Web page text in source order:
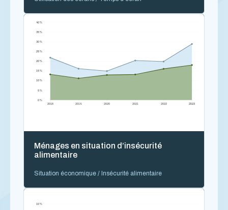
2018 2019 2020 2021 2022 2023
0 %
5 %
10 %
15 %
20 %
25 %
30 %
35 %
40 %
Ménages en situation d’insécurité
alimentaire
Situation économique / Insécurité alimentaire
10 %